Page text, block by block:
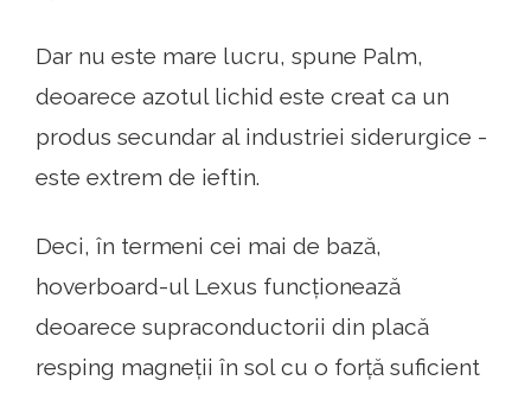
Dar nu este mare lucru, spune Palm,
deoarece azotul lichid este creat ca un
produs secundar al industriei siderurgice -
este extrem de ieftin.
Deci, în termeni cei mai de bază,
hoverboard-ul Lexus funcționează
deoarece supraconductorii din placă
resping magneții în sol cu ​​o forță suficient